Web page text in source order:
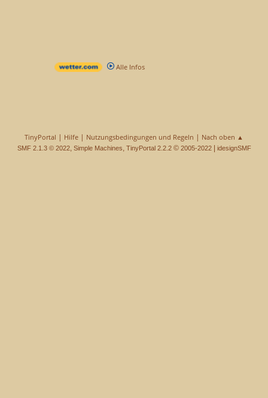
Alle Infos
TinyPortal | Hilfe | Nutzungsbedingungen und Regeln | Nach oben ▲
SMF 2.1.3 © 2022, Simple Machines, TinyPortal 2.2.2© 2005-2022| idesignSMF